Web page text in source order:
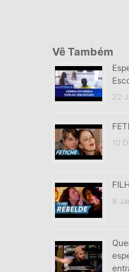
Vê Também
22
10
8